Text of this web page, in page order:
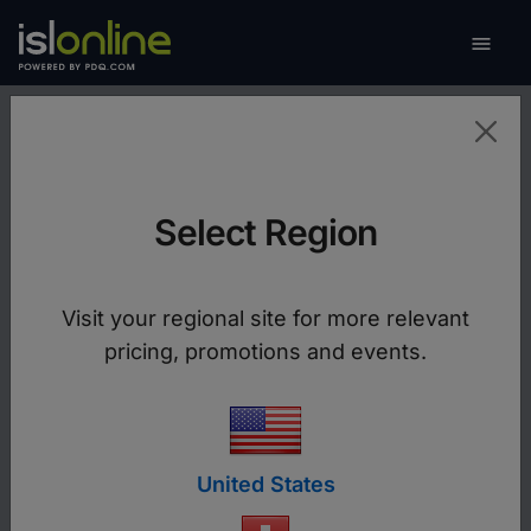

Utilisez la puissance du bureau à distance pour
Télécharger ISL Bureau à distance
Select Region
Visit your regional site for more relevant
pricing, promotions and events.
United States